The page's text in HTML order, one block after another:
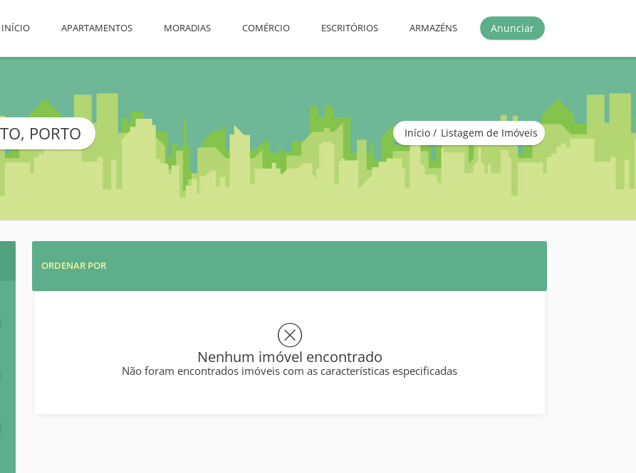
Anunciar
INÍCIO APARTAMENTOS MORADIAS COMÉRCIO ESCRITÓRIOS ARMAZÉNS
PORTO Início Listagem de Imóveis
ORDENAR POR
Nenhum imóvel encontrado
Não foram encontrados imóveis com as características especificadas